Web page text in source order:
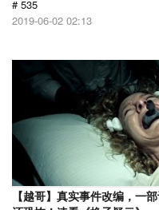
# 535
2019-06-02 02:13
【越哥】真实事件改编，一